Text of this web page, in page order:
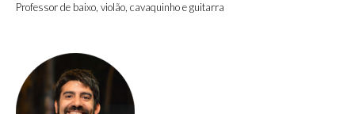
Professor de baixo, violão, cavaquinho e guitarra